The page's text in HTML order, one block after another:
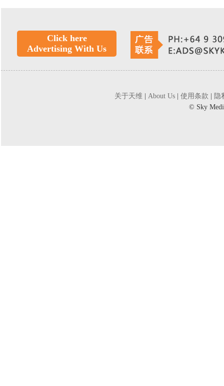
Click here
Advertising With Us
关于天维 About Us 使用条款
隐
© Sky